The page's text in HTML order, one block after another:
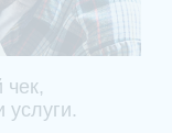
услуги.